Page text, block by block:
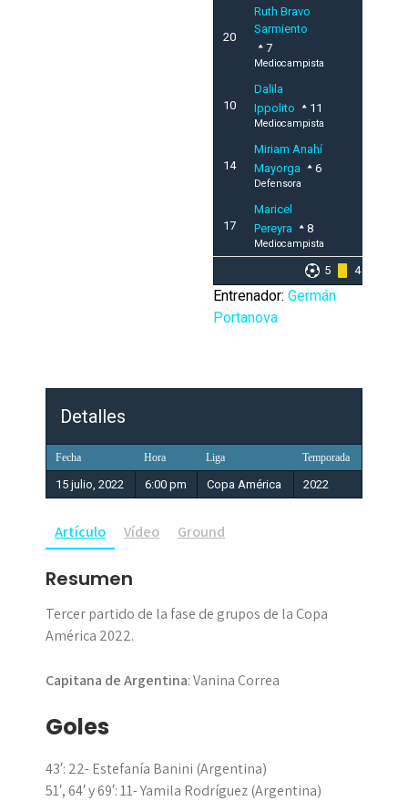
20
Ruth Bravo
Sarmiento
7
Mediocampista
10
Dalila
Ippolito
11
Mediocampista
14
Miriam Anahí
Mayorga
6
Defensora
17
Maricel
Pereyra
8
Mediocampista
5 4
Entrenador: Germán
Portanova
Detalles
Fecha Hora Liga Temporada
15 julio, 2022 6:00 pm Copa América 2022
Artículo Vídeo Ground
Resumen
Tercer partido de la fase de grupos de la Copa
América 2022.
Capitana de Argentina: Vanina Correa
Goles
43′: 22- Estefanía Banini (Argentina)
51′, 64′ y 69′: 11- Yamila Rodríguez (Argentina)